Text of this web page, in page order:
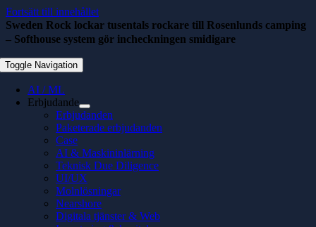
Fortsätt till innehållet
Toggle Navigation
AI / ML
Erbjudande
Erbjudanden
Paketerade erbjudanden
Case
AI & Maskininlärning
Teknisk Due Diligence
UI/UX
Molnlösningar
Nearshore
Digitala tjänster & Web
Sweden Rock lockar tusentals rockare till Rosenlunds camping
– Softhouse system gör incheckningen smidigare
oktober 27, 2022